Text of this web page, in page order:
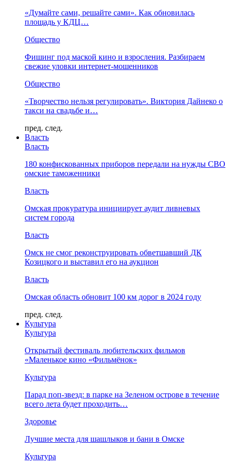
«Думайте сами, решайте сами». Как обновилась
площадь у КДЦ…
Общество
Фишинг под маской кино и взросления. Разбираем
свежие уловки интернет-мошенников
Общество
«Творчество нельзя регулировать». Виктория Дайнеко о
такси на свадьбе и…
пред. след.
Власть
Власть
180 конфискованных приборов передали на нужды СВО
омские таможенники
Власть
Омская прокуратура инициирует аудит ливневых
систем города
Власть
Омск не смог реконструировать обветшавший ДК
Козицкого и выставил его на аукцион
Власть
Омская область обновит 100 км дорог в 2024 году
пред. след.
Культура
Культура
Открытый фестиваль любительских фильмов
«Маленькое кино «Фильмёнок»
Культура
Парад поп-звезд: в парке на Зеленом острове в течение
всего лета будет проходить…
Здоровье
Лучшие места для шашлыков и бани в Омске
Культура